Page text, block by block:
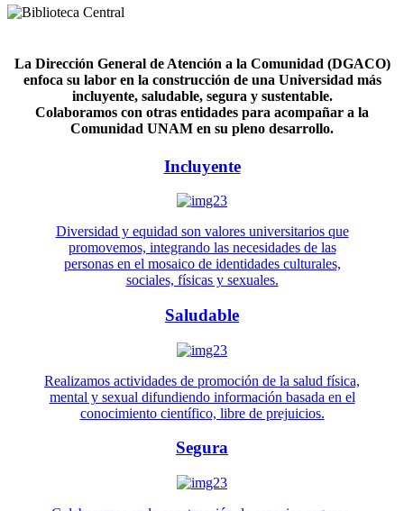
La Dirección General de Atención a la Comunidad (DGACO)
enfoca su labor en la construcción de una Universidad más
incluyente, saludable, segura y sustentable.
Colaboramos con otras entidades para acompañar a la
Comunidad UNAM en su pleno desarrollo.
Incluyente
Diversidad y equidad son valores universitarios que
promovemos, integrando las necesidades de las
personas en el mosaico de identidades culturales,
sociales, físicas y sexuales.
Saludable
Realizamos actividades de promoción de la salud física,
mental y sexual difundiendo información basada en el
conocimiento científico, libre de prejuicios.
Segura